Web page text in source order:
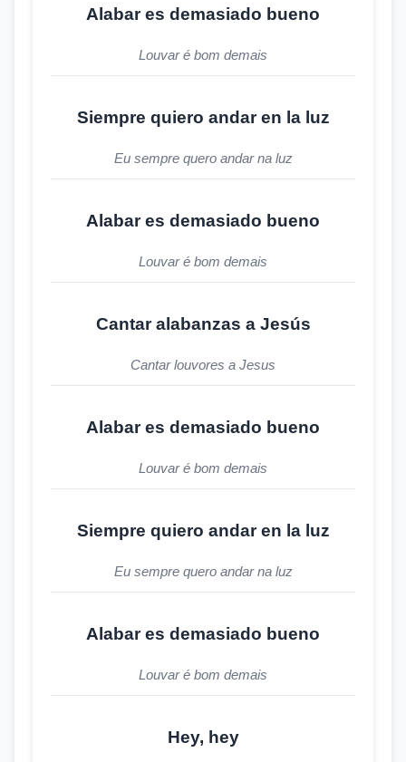
Alabar es demasiado bueno
Louvar é bom demais
Siempre quiero andar en la luz
Eu sempre quero andar na luz
Alabar es demasiado bueno
Louvar é bom demais
Cantar alabanzas a Jesús
Cantar louvores a Jesus
Alabar es demasiado bueno
Louvar é bom demais
Siempre quiero andar en la luz
Eu sempre quero andar na luz
Alabar es demasiado bueno
Louvar é bom demais
Hey, hey